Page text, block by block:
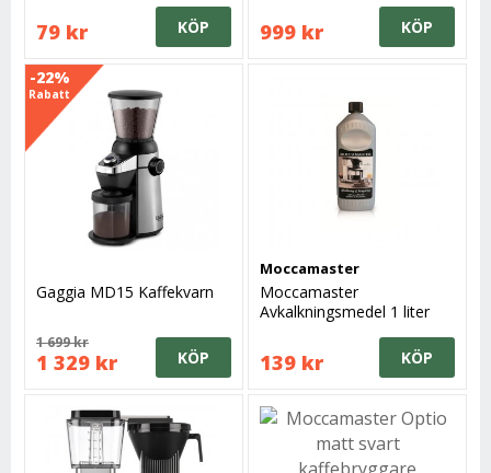
79 kr KÖP 999 kr KÖP
-22%
Rabatt
Gaggia MD15 Kaffekvarn
1 699 kr
1 329 kr KÖP
Moccamaster
Moccamaster
Avkalkningsmedel 1 liter
139 kr KÖP